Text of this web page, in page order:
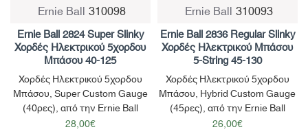
Παράδοση σε 4-10 ημέρες
Ernie Ball 310098
Ernie Ball 2824 Super Slinky
Χορδές Ηλεκτρικού 5χορδου
Μπάσου 40-125
Χορδές Ηλεκτρικού 5χορδου
Μπάσου, Super Custom Gauge
(40ρες), από την Ernie Ball
28,00€
Ernie Ball 310093
Ernie Ball 2836 Regular Slinky
Χορδές Ηλεκτρικού Μπάσου
5-String 45-130
Χορδές Ηλεκτρικού 5χορδου
Μπάσου, Hybrid Custom Gauge
(45ρες), από την Ernie Ball
26,00€